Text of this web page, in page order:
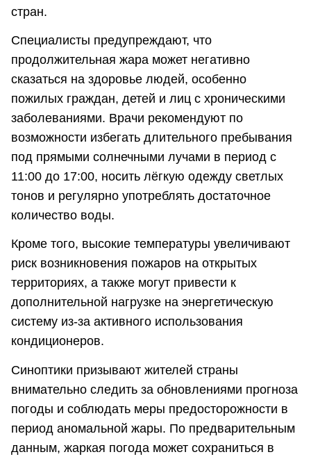
стран.
Специалисты предупреждают, что
продолжительная жара может негативно
сказаться на здоровье людей, особенно
пожилых граждан, детей и лиц с хроническими
заболеваниями. Врачи рекомендуют по
возможности избегать длительного пребывания
под прямыми солнечными лучами в период с
11:00 до 17:00, носить лёгкую одежду светлых
тонов и регулярно употреблять достаточное
количество воды.
Кроме того, высокие температуры увеличивают
риск возникновения пожаров на открытых
территориях, а также могут привести к
дополнительной нагрузке на энергетическую
систему из-за активного использования
кондиционеров.
Синоптики призывают жителей страны
внимательно следить за обновлениями прогноза
погоды и соблюдать меры предосторожности в
период аномальной жары. По предварительным
данным, жаркая погода может сохраниться в